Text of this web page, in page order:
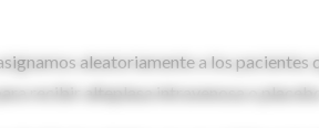
aleatoriamente a los
recibir alteplasa intravenosa o